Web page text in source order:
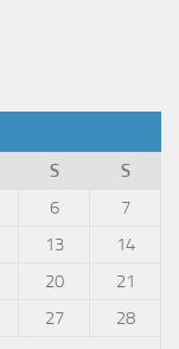
S
S
6
7
13
14
20
21
27
28